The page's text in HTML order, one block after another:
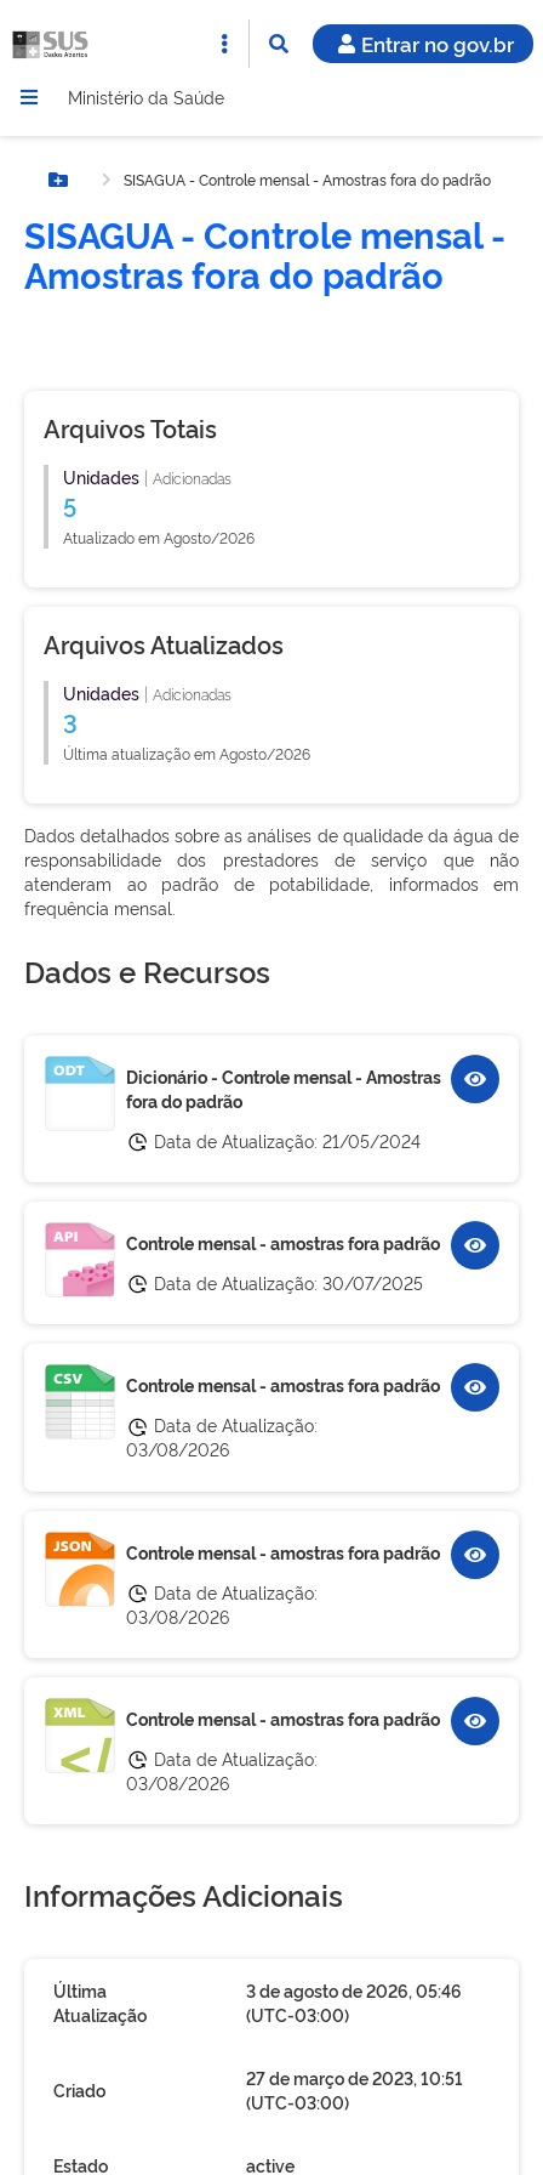
Entrar no gov.br
Ministério da Saúde
Botão MenuSISAGUA - Controle mensal - Amostras fora do padrão
SISAGUA - Controle mensal -
Amostras fora do padrão
Arquivos Totais
Unidades | Adicionadas
5
Atualizado em Agosto/2026
Arquivos Atualizados
Unidades | Adicionadas
3
Última atualização em Agosto/2026
Dados detalhados sobre as análises de qualidade da água de
responsabilidade dos prestadores de serviço que não
atenderam ao padrão de potabilidade, informados em
frequência mensal.
Dados e Recursos
Dicionário - Controle mensal - Amostras
fora do padrão
Data de Atualização: 21/05/2024
Controle mensal - amostras fora padrão
Data de Atualização: 30/07/2025
Controle mensal - amostras fora padrão
Data de Atualização:
03/08/2026
Controle mensal - amostras fora padrão
Data de Atualização:
03/08/2026
Controle mensal - amostras fora padrão
Data de Atualização:
03/08/2026
Informações Adicionais
Última
Atualização
3 de agosto de 2026, 05:46
(UTC-03:00)
Criado
27 de março de 2023, 10:51
(UTC-03:00)
Estado active